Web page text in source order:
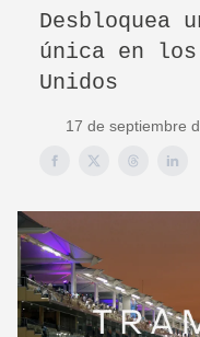
Desbloquea
única en los
Unidos
17 de septiembre